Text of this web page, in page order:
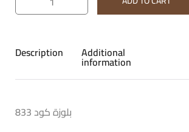
Description Additional
information
بلوزة كود 833